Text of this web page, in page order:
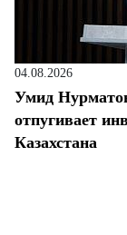
04.08.2026
Умид
отпугивает
Казахстана